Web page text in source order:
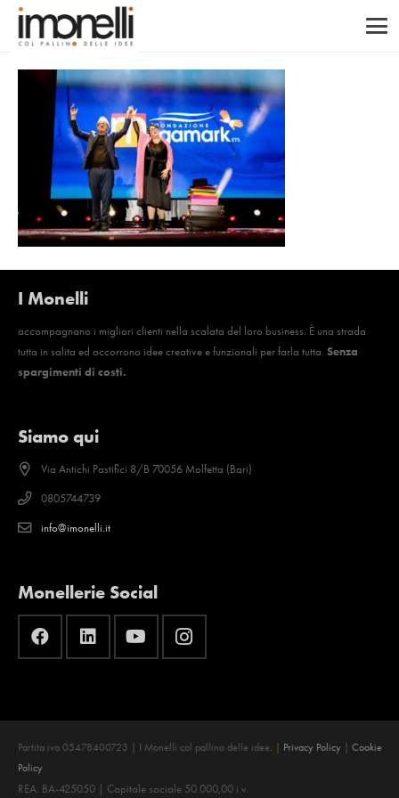
I Monelli
accompagnano i migliori clienti nella scalata del loro business. È una strada
tutta in salita ed occorrono idee creative e funzionali per farla tutta. Senza
spargimenti di costi.
Siamo qui
Via Antichi Pastifici 8/B 70056 Molfetta (Bari)
0805744739
info@imonelli.it
Monellerie Social
Partita iva 05478400723 | I Monelli col pallino delle idee. Privacy Policy
Cookie
Policy
REA: BA-425050 | Capitale sociale 50.000,00 i.v.